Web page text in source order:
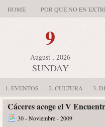
HOME POR QUÉ NO EN
9
August , 2026
SUNDAY
1. EVENTOS 2. CULTURA 3.
Cáceres acoge el V
30 - Noviembre - 2009